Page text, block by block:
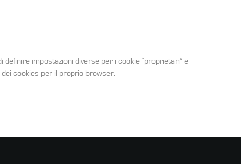
impostazioni diverse per i cookie “proprietari” e
cookies per il proprio browser.